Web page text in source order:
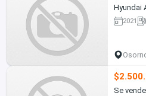
Hyundai
2021
Se vende